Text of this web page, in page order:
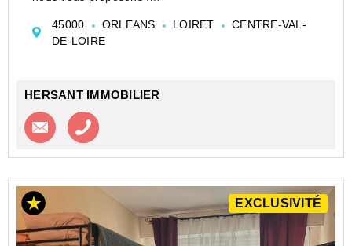
un bureau de 7m2, l'ensemble vendu libre de toute
occupation.
45000 ORLEANS LOIRET
CENTRE-VAL-
DE-LOIRE
HERSANT IMMOBILIER
Contacter l'agence
EXCLUSIVITÉ